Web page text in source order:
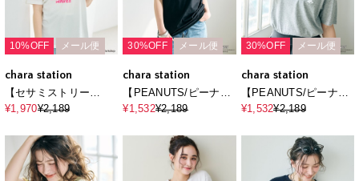
10%OFF メール便
chara station
【セサミストリー
ト/SESAME
トプリントTシャツ
（ELMO＆FRIENDS）
¥1,970¥2,189
30%OFF メール便
chara station
【PEANUTS/ピーナッ
ツ】SNOOPY/スヌー
ラ刺繍半袖Tシャツ
¥1,532¥2,189
30%OFF メール便
chara station
【PEANUTS/ピーナッ
ツ】SNOOPY/スヌー
ラ刺繍半袖Tシャツ
¥1,532¥2,189